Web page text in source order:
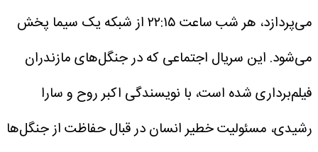
می‌پردازد، هر شب ساعت ۲۲:۱۵ از شبکه یک سیما پخش
می‌شود. این سریال اجتماعی که در جنگل‌های مازندران
فیلم‌برداری شده است، با نویسندگی اکبر روح و سارا
رشیدی، مسئولیت خطیر انسان در قبال حفاظت از جنگل‌ها